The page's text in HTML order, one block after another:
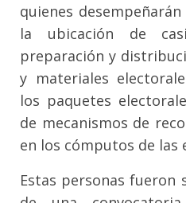
quienes
la ubicación de
preparación y
y materiales
los paquetes
de mecanismos de
en los cómputos de las
Estas personas fueron